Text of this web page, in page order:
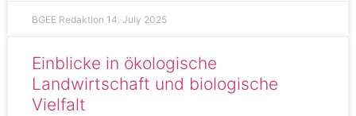
BGEE Redaktion 14. July 2025
Einblicke in ökologische
Landwirtschaft und biologische
Vielfalt